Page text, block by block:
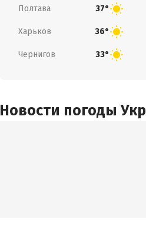
Полтава 37°
Харьков 36°
Чернигов 33°
Новости погоды